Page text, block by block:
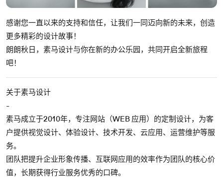
感谢您一直以来的支持和信任，让我们一同迈向新的未来，创造
更多精彩的设计故事！
朗朗秋日，素马设计与你在新的办公乐园，共同开启全新旅程
吧！
关于素马设计
-
素马成立于2010年，专注网站（WEB 应用）的定制设计，为客
户提供视觉设计、体验设计、技术开发、云应用、运营维护等服
务。
团队把提升企业形象传播、互联网应用的效率作为团队的核心价
值，长期获得行业服务优秀的口碑。